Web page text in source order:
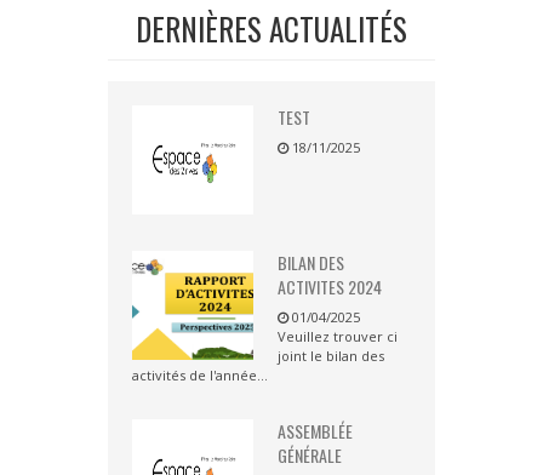
DERNIÈRES ACTUALITÉS
TEST
18/11/2025
BILAN DES
ACTIVITES 2024
01/04/2025
Veuillez trouver ci
joint le bilan des
activités de l'année...
ASSEMBLÉE
GÉNÉRALE